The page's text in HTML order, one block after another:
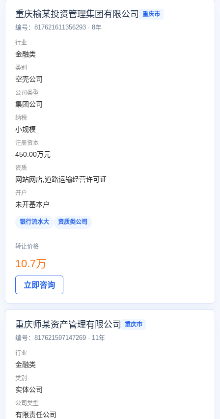
重庆榆某投资管理集团有限公司 重庆市
编号：817621611356293 · 8年
行业
金融类
类别
空壳公司
公司类型
集团公司
纳税
小规模
注册资本
450.00万元
资质
网站网店,道路运输经营许可证
开户
未开基本户
银行流水大 资质类公司
转让价格
10.7万
立即咨询
重庆师某资产管理有限公司 重庆市
编号：817621597147269 · 11年
行业
金融类
类别
实体公司
公司类型
有限责任公司